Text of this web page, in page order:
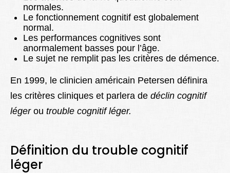
normales.
Le fonctionnement cognitif est globalement
normal.
Les performances cognitives sont
anormalement basses pour l’âge.
Le sujet ne remplit pas les critères de démence.
En 1999, le clinicien américain Petersen définira
les critères cliniques et parlera de déclin cognitif
légerou trouble cognitif léger.
Définition du trouble cognitif
léger